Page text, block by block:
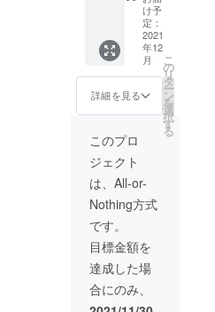
リプロ
ピレン
カ
バー：
AS樹脂
バー底
面：
脂
パッキ
ン：シ
リコー
ンゴム
・本体
度
100℃
・サイ
ズ 直
径82×高
所は津
田塾大
学千
駄ヶ谷
キャン
パス、
あるい
上を予
いま
す。 *面
会時の
交通費
費は負
担しか
ねます
でご了
承くだ
さい。 *
載 ・活
動報告
メール
HPに企
業スポ
ンサー
様とし
て企業
ロゴと
企業
名、
ホーム
ページ
のリン
クを掲
だきま
す。 ※
掲載内
容は
メール
け予
定：
2021
年12
月
詳細を見る
こ
の
リ
タ
ー
ン
を
選
択
す
る
このプロ
ジェクト
は、All-or-
Nothing方式
です。
目標金額を
達成した場
合にのみ、